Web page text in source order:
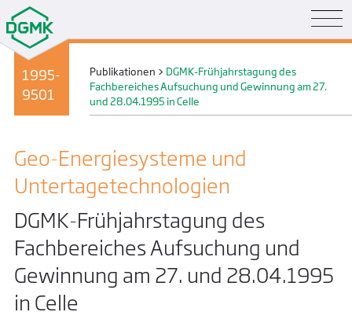
1995-
9501
Publikationen > DGMK-Frühjahrstagung des
Fachbereiches Aufsuchung und Gewinnung am 27.
und 28.04.1995 in Celle
Geo-Energiesysteme und
Untertage­technologien
DGMK-Frühjahrstagung des
Fachbereiches Aufsuchung und
Gewinnung am 27. und 28.04.1995
in Celle